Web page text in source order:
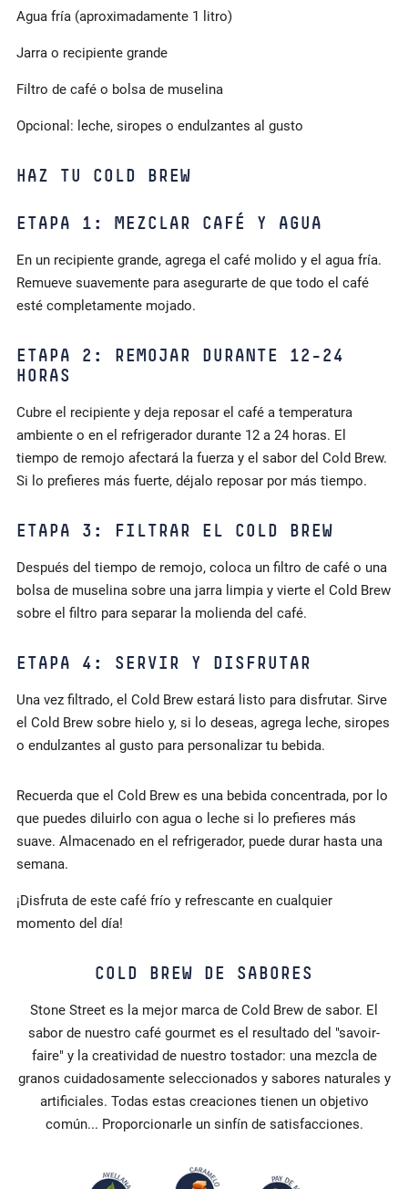
Agua fría (aproximadamente 1 litro)
Jarra o recipiente grande
Filtro de café o bolsa de muselina
Opcional: leche, siropes o endulzantes al gusto
HAZ TU COLD BREW
ETAPA 1: MEZCLAR CAFÉ Y AGUA
En un recipiente grande, agrega el café molido y el agua fría.
Remueve suavemente para asegurarte de que todo el café
esté completamente mojado.
ETAPA 2: REMOJAR DURANTE 12-24
HORAS
Cubre el recipiente y deja reposar el café a temperatura
ambiente o en el refrigerador durante 12 a 24 horas. El
tiempo de remojo afectará la fuerza y el sabor del Cold Brew.
Si lo prefieres más fuerte, déjalo reposar por más tiempo.
ETAPA 3: FILTRAR EL COLD BREW
Después del tiempo de remojo, coloca un filtro de café o una
bolsa de muselina sobre una jarra limpia y vierte el Cold Brew
sobre el filtro para separar la molienda del café.
ETAPA 4: SERVIR Y DISFRUTAR
Una vez filtrado, el Cold Brew estará listo para disfrutar. Sirve
el Cold Brew sobre hielo y, si lo deseas, agrega leche, siropes
o endulzantes al gusto para personalizar tu bebida.
Recuerda que el Cold Brew es una bebida concentrada, por lo
que puedes diluirlo con agua o leche si lo prefieres más
suave. Almacenado en el refrigerador, puede durar hasta una
semana.
¡Disfruta de este café frío y refrescante en cualquier
momento del día!
COLD BREW DE SABORES
Stone Street es la mejor marca de Cold Brew de sabor. El
sabor de nuestro café gourmet es el resultado del "savoir-
faire" y la creatividad de nuestro tostador: una mezcla de
granos cuidadosamente seleccionados y sabores naturales y
artificiales. Todas estas creaciones tienen un objetivo
común... Proporcionarle un sinfín de satisfacciones.